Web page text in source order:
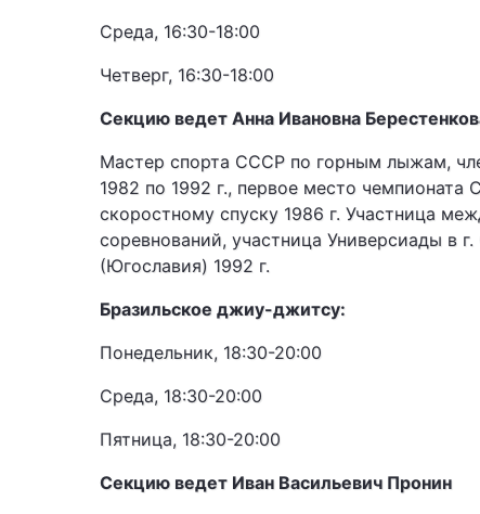
Среда, 16:30-18:00
Четверг, 16:30-18:00
Секцию ведет Анна Ивановна
Мастер спорта СССР по горным лыжам,
1982 по 1992 г., первое место чемпионата
скоростному спуску 1986 г. Участница
соревнований, участница Универсиады в
(Югославия) 1992 г.
Бразильское джиу-джитсу:
Понедельник, 18:30-20:00
Среда, 18:30-20:00
Пятница, 18:30-20:00
Секцию ведет Иван Васильевич Пронин